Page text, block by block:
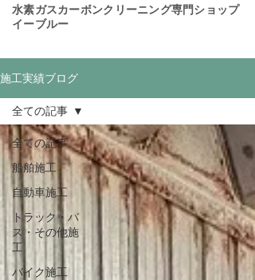
​水素ガスカーボンクリーニング専門ショップ
イーブルー
施工実績ブログ
全ての記事
船舶施工
自動車施工
トラック・バ
ス・その他施
工
バイク施工
全ての記事